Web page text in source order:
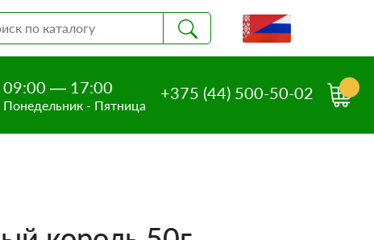
09:00 — 17:00
Понедельник - Пятница
+375 (44) 500-50-02